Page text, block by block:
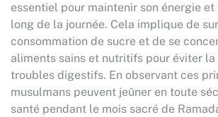
essentiel pour maintenir son énergie
long de la journée. Cela implique de
consommation de sucre et de se
aliments sains et nutritifs pour éviter
troubles digestifs. En observant ces
musulmans peuvent jeûner en toute
santé pendant le mois sacré de